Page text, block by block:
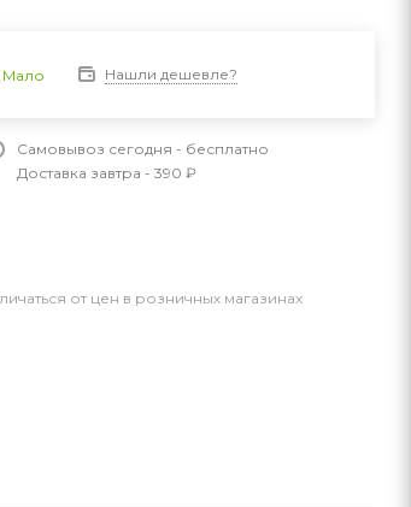
Мало Нашли дешевле?
Самовывоз сегодня - бесплатно
Доставка завтра - 390 ₽
от цен в розничных магазинах